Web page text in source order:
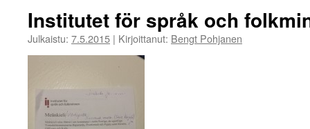
Institutet för språk och
Julkaistu: 7.5.2015 | Kirjoittanut: Bengt Pohjanen